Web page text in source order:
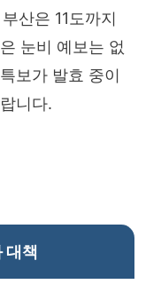
산은 11도까지
눈비 예보는 없
보가 발효 중이
니다.
대책